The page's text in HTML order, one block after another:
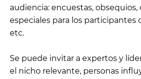
audiencia: encuestas, obsequios,
especiales para los participantes
etc.
Se puede invitar a expertos y
el nicho relevante, personas